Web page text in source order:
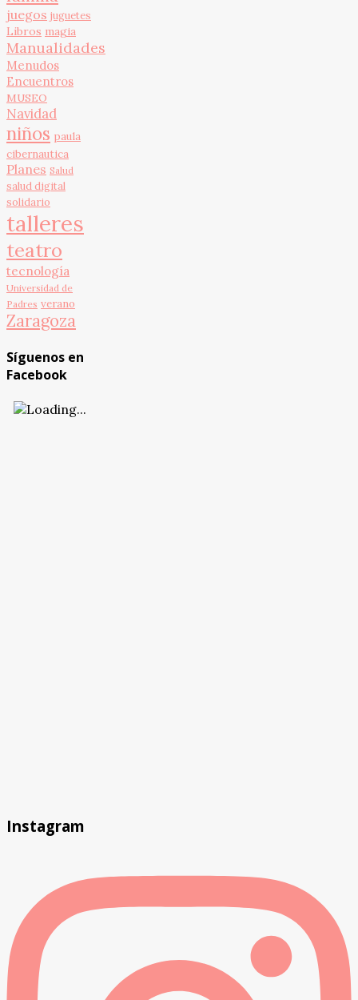
juegos juguetes
Libros magia
Manualidades
Menudos
Encuentros
MUSEO
Navidad
niños paula
cibernautica
Planes Salud
salud digital
solidario
talleres
teatro
tecnología
Universidad de
Padres verano
Zaragoza
Síguenos en
Facebook
Instagram